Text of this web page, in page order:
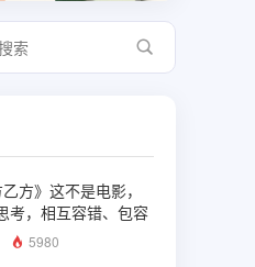
方》这不是电影，
考，相互容错、包容
5980